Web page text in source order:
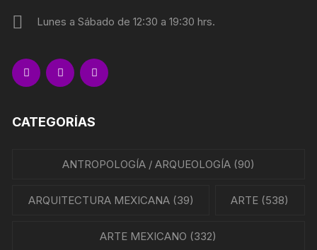
Lunes a Sábado de 12:30 a 19:30 hrs.
CATEGORÍAS
ANTROPOLOGÍA / ARQUEOLOGÍA(90)
ARQUITECTURA MEXICANA(39) ARTE (538)
ARTE MEXICANO (332)